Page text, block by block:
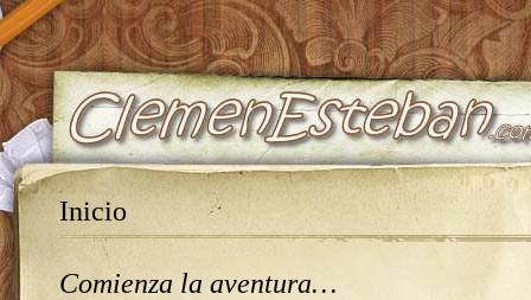
Inicio
Comienza la aventura…